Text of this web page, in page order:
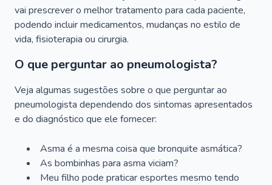
vai prescrever o melhor tratamento para cada paciente,
podendo incluir medicamentos, mudanças no estilo de
vida, fisioterapia ou cirurgia.
O que perguntar ao pneumologista?
Veja algumas sugestões sobre o que perguntar ao
pneumologista dependendo dos sintomas apresentados
e do diagnóstico que ele fornecer:
Asma é a mesma coisa que bronquite asmática?
As bombinhas para asma viciam?
Meu filho pode praticar esportes mesmo tendo